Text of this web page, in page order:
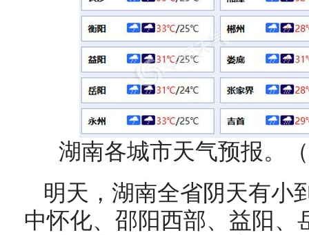
湖南各城市天气预报。
明天，湖南全省阴天有小
中怀化、邵阳西部、益阳、